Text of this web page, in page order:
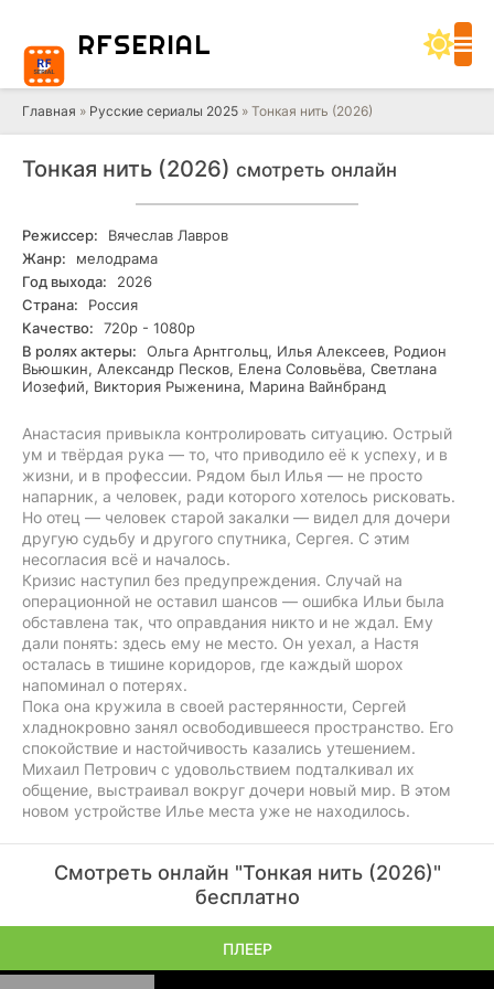
RFSERIAL
Главная » Русские сериалы 2025 » Тонкая нить (2026)
Тонкая нить (2026) смотреть онлайн
Режиссер:
Вячеслав Лавров
Жанр:
мелодрама
Год выхода:
2026
Страна:
Россия
Качество:
720р - 1080р
В ролях актеры:
Ольга Арнтгольц, Илья Алексеев, Родион
Вьюшкин, Александр Песков, Елена Соловьёва, Светлана
Иозефий, Виктория Рыженина, Марина Вайнбранд
Анастасия привыкла контролировать ситуацию. Острый
ум и твёрдая рука — то, что приводило её к успеху, и в
жизни, и в профессии. Рядом был Илья — не просто
напарник, а человек, ради которого хотелось рисковать.
Но отец — человек старой закалки — видел для дочери
другую судьбу и другого спутника, Сергея. С этим
несогласия всё и началось.
Кризис наступил без предупреждения. Случай на
операционной не оставил шансов — ошибка Ильи была
обставлена так, что оправдания никто и не ждал. Ему
дали понять: здесь ему не место. Он уехал, а Настя
осталась в тишине коридоров, где каждый шорох
напоминал о потерях.
Пока она кружила в своей растерянности, Сергей
хладнокровно занял освободившееся пространство. Его
спокойствие и настойчивость казались утешением.
Михаил Петрович с удовольствием подталкивал их
общение, выстраивал вокруг дочери новый мир. В этом
новом устройстве Илье места уже не находилось.
Смотреть онлайн "Тонкая нить (2026)"
бесплатно
ПЛЕЕР